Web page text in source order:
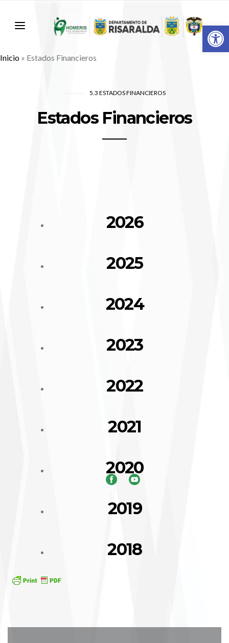
Inicio » Estados Financieros
5.3 ESTADOS FINANCIEROS
Estados Financieros
2026
2025
2024
2023
2022
2021
2020
2019
2018